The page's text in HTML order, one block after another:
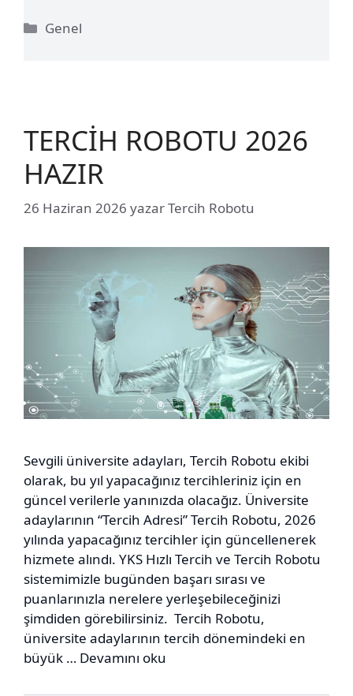
Kategoriler
Genel
TERCİH ROBOTU 2026
HAZIR
26 Haziran 2026 yazarTercih Robotu
Sevgili üniversite adayları, Tercih Robotu ekibi
olarak, bu yıl yapacağınız tercihleriniz için en
güncel verilerle yanınızda olacağız. Üniversite
adaylarının “Tercih Adresi” Tercih Robotu, 2026
yılında yapacağınız tercihler için güncellenerek
hizmete alındı. YKS Hızlı Tercih ve Tercih Robotu
sistemimizle bugünden başarı sırası ve
puanlarınızla nerelere yerleşebileceğinizi
şimdiden görebilirsiniz. Tercih Robotu,
üniversite adaylarının tercih dönemindeki en
büyük … Devamını oku